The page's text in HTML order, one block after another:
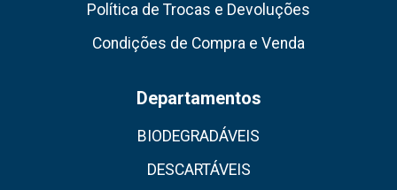
Política de Trocas e Devoluções
Condições de Compra e Venda
Departamentos
BIODEGRADÁVEIS
DESCARTÁVEIS